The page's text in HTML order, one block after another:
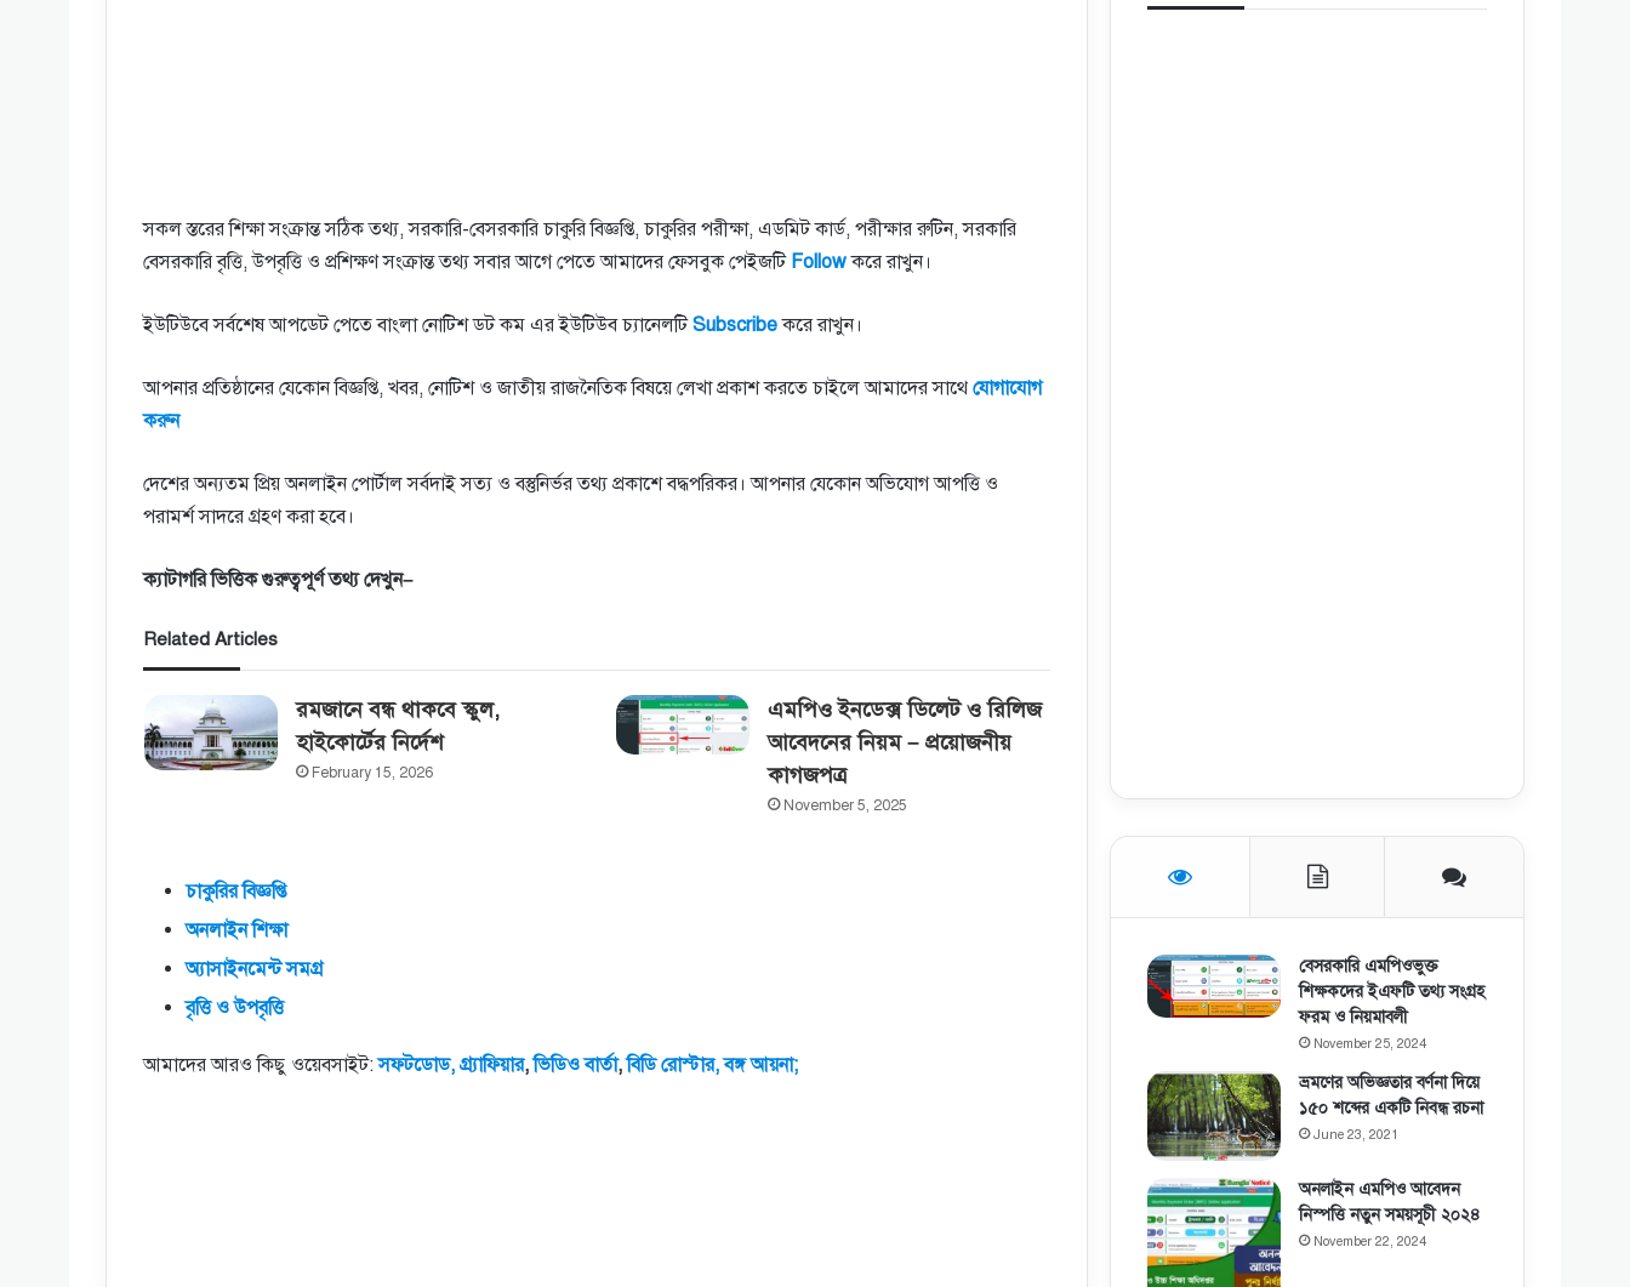
সকল স্তরের শিক্ষা সংক্রান্ত সঠিক তথ্য, সরকারি-বেসরকারি চাকুরি বিজ্ঞপ্তি, চাকুরির পরীক্ষা, এডমিট কার্ড, পরীক্ষার রুটিন, সরকারি
বেসরকারি বৃত্তি, উপবৃত্তি ও প্রশিক্ষণ সংক্রান্ত তথ্য সবার আগে পেতে আমাদের ফেসবুক পেইজটি Followকরে রাখুন।
ইউটিউবে সর্বশেষ আপডেট পেতে বাংলা নোটিশ ডট কম এর ইউটিউব চ্যানেলটিSubscribeকরে রাখুন।
আপনার প্রতিষ্ঠানের যেকোন বিজ্ঞপ্তি, খবর, নোটিশ ও জাতীয় রাজনৈতিক বিষয়ে লেখা প্রকাশ করতে চাইলে আমাদের সাথে যোগাযোগ
করুন
দেশের অন্যতম প্রিয় অনলাইন পোর্টাল সর্বদাই সত্য ও বস্তুনির্ভর তথ্য প্রকাশে বদ্ধপরিকর। আপনার যেকোন অভিযোগ আপত্তি ও
পরামর্শ সাদরে গ্রহণ করা হবে।
ক্যাটাগরি ভিত্তিক গুরুত্বপূর্ণ তথ্য দেখুন–
Related Articles
রমজানে বন্ধ থাকবে স্কুল,
হাইকোর্টের‌ নির্দেশ
February 15, 2026
এমপিও ইনডেক্স ডিলেট ও রিলিজ
আবেদনের নিয়ম – প্রয়োজনীয়
কাগজপত্র
November 5, 2025
চাকুরির বিজ্ঞপ্তি
অনলাইন শিক্ষা
অ্যাসাইনমেন্ট সমগ্র
বৃত্তি ও উপবৃত্তি
আমাদের আরও কিছু ওয়েবসাইট:সফটডোড, গ্র্যাফিয়ার,ভিডিওবার্তা,বিডিরোস্টার, বঙ্গআয়না;
বেসরকারি এমপিওভুক্ত
শিক্ষকদের ইএফটি তথ্য সংগ্রহ
ফরম ও নিয়মাবলী
November 25, 2024
ভ্রমণের অভিজ্ঞতার বর্ণনা দিয়ে
১৫০ শব্দের একটি নিবন্ধ রচনা
June 23, 2021
অনলাইন এমপিও আবেদন
নিস্পত্তি নতুন সময়সূচী ২০২৪
November 22, 2024